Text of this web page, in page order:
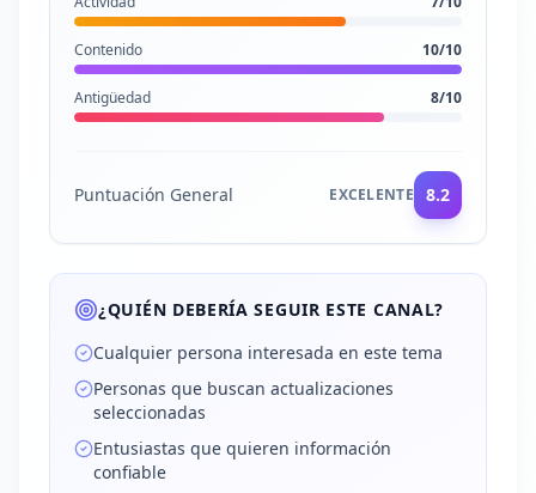
Contenido 10/10
Antigüedad 8/10
Puntuación General EXCELENTE 8.2
¿QUIÉN DEBERÍA SEGUIR ESTE CANAL?
Cualquier persona interesada en este tema
Personas que buscan actualizaciones
seleccionadas
Entusiastas que quieren información
confiable